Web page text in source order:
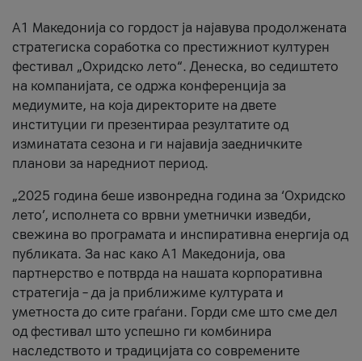
A1 Македонија со гордост ја најавува продолжената
стратегиска соработка со престижниот културен
фестивал „Охридско лето“. Денеска, во седиштето
на компанијата, се одржа конференција за
медиумите, на која директорите на двете
институции ги презентираа резултатите од
изминатата сезона и ги најавија заедничките
планови за наредниот период.
„2025 година беше извонредна година за ‘Охридско
лето’, исполнета со врвни уметнички изведби,
свежина во програмата и инспиративна енергија од
публиката. За нас како A1 Македонија, ова
партнерство е потврда на нашата корпоративна
стратегија – да ја приближиме културата и
уметноста до сите граѓани. Горди сме што сме дел
од фестивал што успешно ги комбинира
наследството и традицијата со современите